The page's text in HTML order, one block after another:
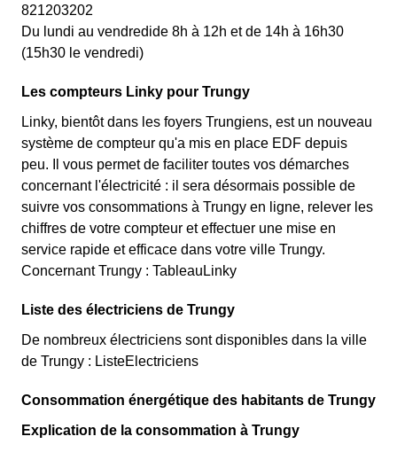
821203202
Du lundi au vendredide 8h à 12h et de 14h à 16h30
(15h30 le vendredi)
Les compteurs Linky pour Trungy
Linky, bientôt dans les foyers Trungiens, est un nouveau
système de compteur qu'a mis en place EDF depuis
peu. Il vous permet de faciliter toutes vos démarches
concernant l'électricité : il sera désormais possible de
suivre vos consommations à Trungy en ligne, relever les
chiffres de votre compteur et effectuer une mise en
service rapide et efficace dans votre ville Trungy.
Concernant Trungy : TableauLinky
Liste des électriciens de Trungy
De nombreux électriciens sont disponibles dans la ville
de Trungy : ListeElectriciens
Consommation énergétique des habitants de Trungy
Explication de la consommation à Trungy